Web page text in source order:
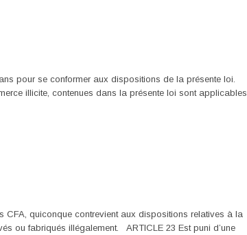
pour se conformer aux dispositions de la présente loi.
illicite, contenues dans la présente loi sont applicables
CFA, quiconque contrevient aux dispositions relatives à la
ou fabriqués illégalement. ARTICLE 23 Est puni d’une